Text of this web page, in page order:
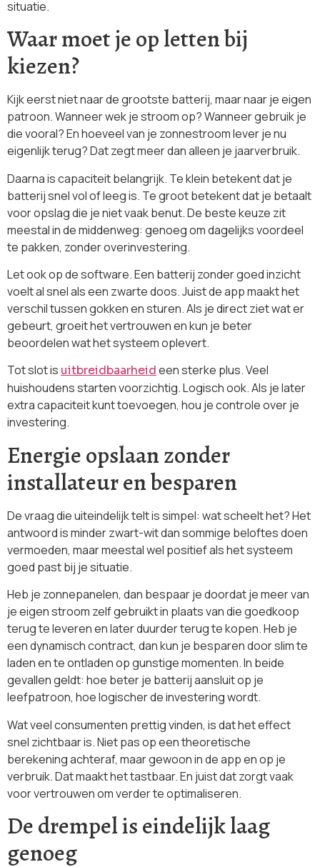
situatie.
Waar moet je op letten bij
kiezen?
Kijk eerst niet naar de grootste batterij, maar naar je eigen
patroon. Wanneer wek je stroom op? Wanneer gebruik je
die vooral? En hoeveel van je zonnestroom lever je nu
eigenlijk terug? Dat zegt meer dan alleen je jaarverbruik.
Daarna is capaciteit belangrijk. Te klein betekent dat je
batterij snel vol of leeg is. Te groot betekent dat je betaalt
voor opslag die je niet vaak benut. De beste keuze zit
meestal in de middenweg: genoeg om dagelijks voordeel
te pakken, zonder overinvestering.
Let ook op de software. Een batterij zonder goed inzicht
voelt al snel als een zwarte doos. Juist de app maakt het
verschil tussen gokken en sturen. Als je direct ziet wat er
gebeurt, groeit het vertrouwen en kun je beter
beoordelen wat het systeem oplevert.
Tot slot is uitbreidbaarheideen sterke plus. Veel
huishoudens starten voorzichtig. Logisch ook. Als je later
extra capaciteit kunt toevoegen, hou je controle over je
investering.
Energie opslaan zonder
installateur en besparen
De vraag die uiteindelijk telt is simpel: wat scheelt het? Het
antwoord is minder zwart-wit dan sommige beloftes doen
vermoeden, maar meestal wel positief als het systeem
goed past bij je situatie.
Heb je zonnepanelen, dan bespaar je doordat je meer van
je eigen stroom zelf gebruikt in plaats van die goedkoop
terug te leveren en later duurder terug te kopen. Heb je
een dynamisch contract, dan kun je besparen door slim te
laden en te ontladen op gunstige momenten. In beide
gevallen geldt: hoe beter je batterij aansluit op je
leefpatroon, hoe logischer de investering wordt.
Wat veel consumenten prettig vinden, is dat het effect
snel zichtbaar is. Niet pas op een theoretische
berekening achteraf, maar gewoon in de app en op je
verbruik. Dat maakt het tastbaar. En juist dat zorgt vaak
voor vertrouwen om verder te optimaliseren.
De drempel is eindelijk laag
genoeg